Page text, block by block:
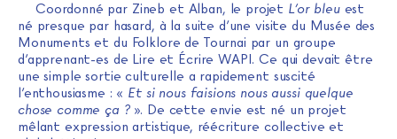
Coordonné par Zineb et Alban, le projet L’or bleuest
né presque par hasard, à la suite d’une visite du Musée des
Monuments et du Folklore de Tournai par un groupe
d’apprenant-es de Lire et Écrire WAPI. Ce qui devait être
une simple sortie culturelle a rapidement suscité
l’enthousiasme : « Et si nous faisions nous aussi quelque
chose comme ça ?». De cette envie est né un projet
mêlant expression artistique, réécriture collective et